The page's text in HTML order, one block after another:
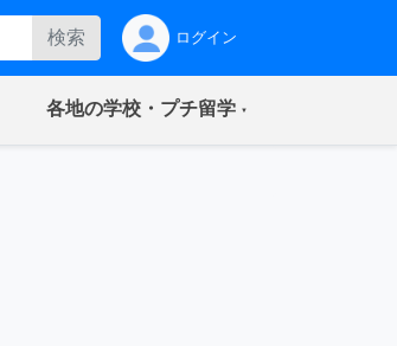
検索 ログイン
各地の学校・プチ留学(current)